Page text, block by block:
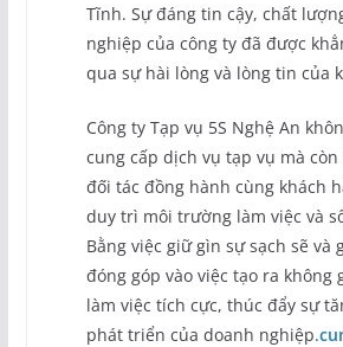
Tĩnh. Sự đáng tin cậy, chất
nghiệp của công ty đã được
qua sự hài lòng và lòng tin của
Công ty Tạp vụ 5S Nghệ An
cung cấp dịch vụ tạp vụ mà
đối tác đồng hành cùng khách
duy trì môi trường làm việc và
Bằng việc giữ gìn sự sạch sẽ và
đóng góp vào việc tạo ra không
làm việc tích cực, thúc đẩy sự
phát triển của doanh nghiệp.